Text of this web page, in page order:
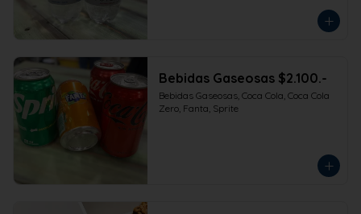
Bebidas Gaseosas $2.100.-
Bebidas Gaseosas, Coca Cola, Coca Cola
Zero, Fanta, Sprite